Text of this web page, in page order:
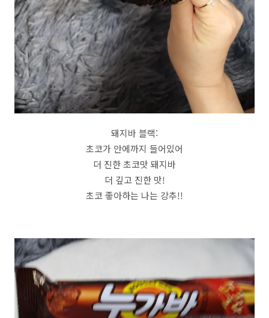
돼지바 블랙:
초코가 안에까지 들어있어
더 진한 초코맛 돼지바
더 깊고 진한 맛!
초코 좋아하는 나는 강추!!